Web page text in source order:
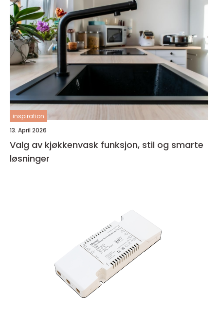
inspiration
13. April 2026
Valg av kjøkkenvask funksjon, stil og smarte
løsninger